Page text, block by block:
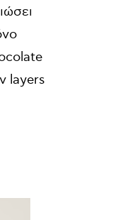
layers